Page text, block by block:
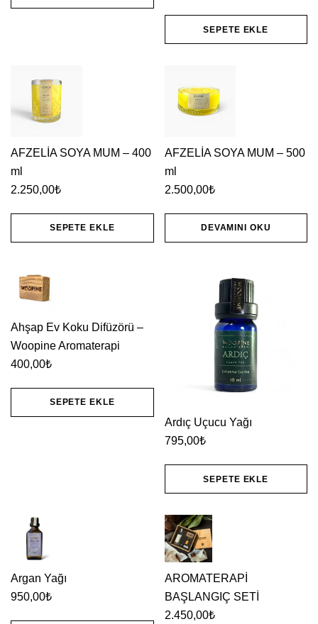
sayfasından
seçilebilir
SEPETE EKLE
AFZELİA SOYA MUM – 400
ml
2.250,00₺
SEPETE EKLE
AFZELİA SOYA MUM – 500
ml
2.500,00₺
DEVAMINI OKU
Ahşap Ev Koku Difüzörü –
Woopine Aromaterapi
400,00₺
SEPETE EKLE
Ardıç Uçucu Yağı
795,00₺
SEPETE EKLE
Argan Yağı
950,00₺
AROMATERAPİ
BAŞLANGIÇ SETİ
2.450,00₺